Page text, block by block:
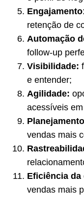
Engajamento
retenção de
Automação
follow-up
Visibilidade:
e entender;
Agilidade:
acessíveis
vendas mais
Eficiência da
vendas mais